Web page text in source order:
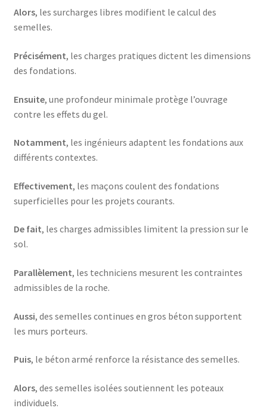
Alors, les surcharges libres modifient le calcul des
semelles.
Précisément, les charges pratiques dictent les dimensions
des fondations.
Ensuite, une profondeur minimale protège l’ouvrage
contre les effets du gel.
Notamment, les ingénieurs adaptent les fondations aux
différents contextes.
Effectivement, les maçons coulent des fondations
superficielles pour les projets courants.
De fait, les charges admissibles limitent la pression sur le
sol.
Parallèlement, les techniciens mesurent les contraintes
admissibles de la roche.
Aussi, des semelles continues en gros béton supportent
les murs porteurs.
Puis, le béton armé renforce la résistance des semelles.
Alors, des semelles isolées soutiennent les poteaux
individuels.